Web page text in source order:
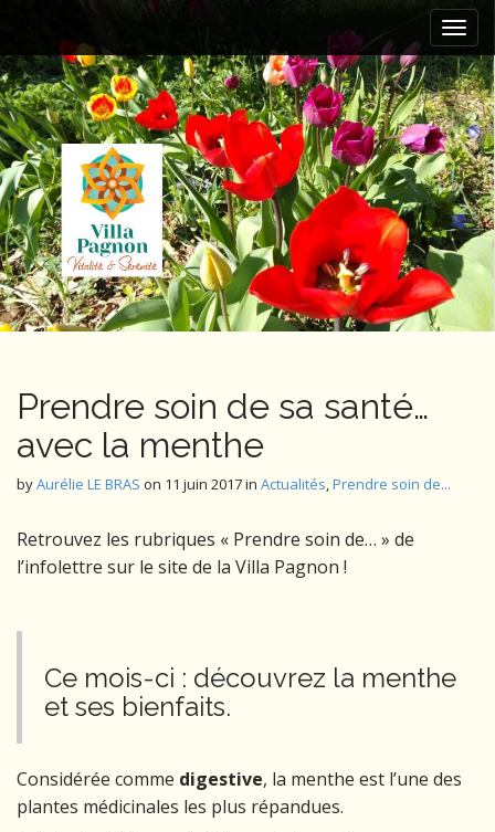
i
n
m
e
n
u
i
p
t
o
c
o
n
t
e
n
t
Prendre soin de sa santé…
avec la menthe
byAurélie LE BRAS on 11 juin 2017in Actualités,Prendre soin de...
Retrouvez les rubriques « Prendre soin de… » de
l’infolettre sur le site de la Villa Pagnon !
Ce mois-ci : découvrez la menthe
et ses bienfaits.
Considérée comme digestive, la menthe est l’une des
plantes médicinales les plus répandues.